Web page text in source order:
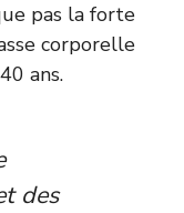
pas la forte
corporelle
ans.
des